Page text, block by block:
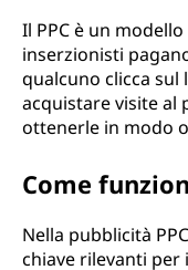
Il PPC è un
inserzionisti
qualcuno clicca
acquistare visite al
ottenerle in modo
Come
Nella pubblicità
chiave rilevanti